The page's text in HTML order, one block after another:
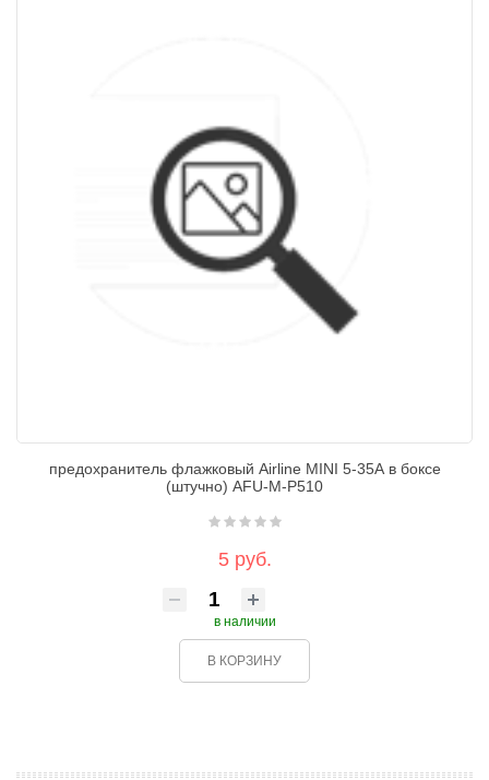
предохранитель флажковый Airline MINI 5-35А в боксе
(штучно) AFU-M-P510
5 руб.
в наличии
В КОРЗИНУ